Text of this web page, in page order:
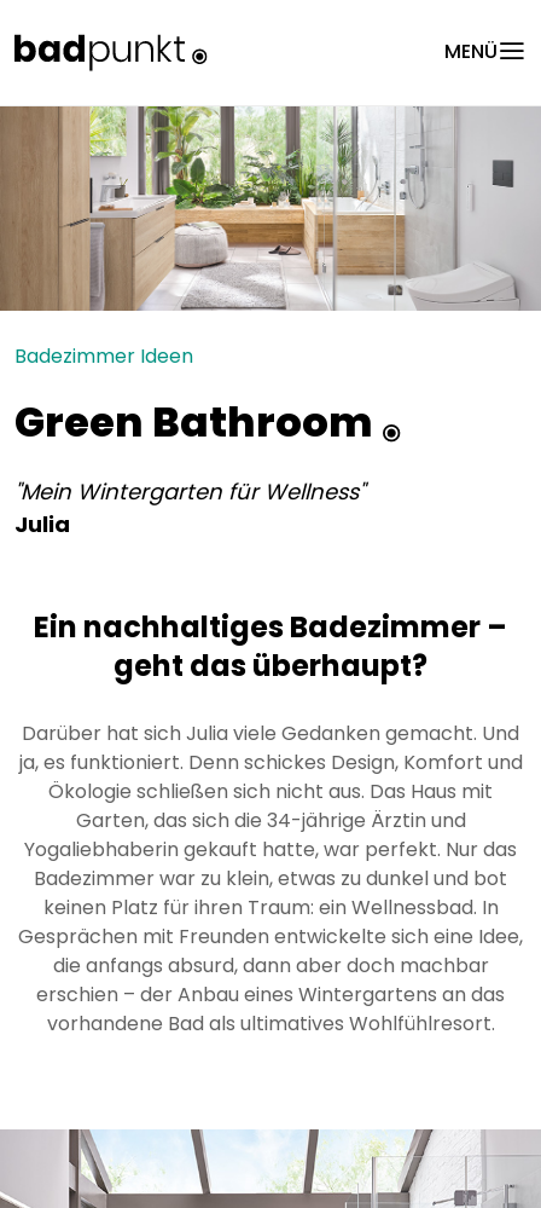
MENÜmenu
Badezimmer Ideen
Green Bathroom
"Mein Wintergarten für Wellness"
Julia
Ein nachhaltiges Badezimmer –
geht das überhaupt?
Darüber hat sich Julia viele Gedanken gemacht. Und
ja, es funktioniert. Denn schickes Design, Komfort und
Ökologie schließen sich nicht aus. Das Haus mit
Garten, das sich die 34-jährige Ärztin und
Yogaliebhaberin gekauft hatte, war perfekt. Nur das
Badezimmer war zu klein, etwas zu dunkel und bot
keinen Platz für ihren Traum: ein Wellnessbad. In
Gesprächen mit Freunden entwickelte sich eine Idee,
die anfangs absurd, dann aber doch machbar
erschien – der Anbau eines Wintergartens an das
vorhandene Bad als ultimatives Wohlfühlresort.